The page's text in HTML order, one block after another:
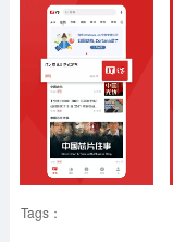
Tags：